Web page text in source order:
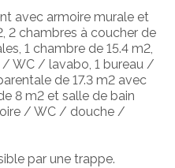
avec armoire murale et
2 chambres à coucher de
1 chambre de 15.4 m2,
/ WC / lavabo, 1 bureau /
de 17.3 m2 avec
8 m2 et salle de bain
/ WC / douche /
par une trappe.